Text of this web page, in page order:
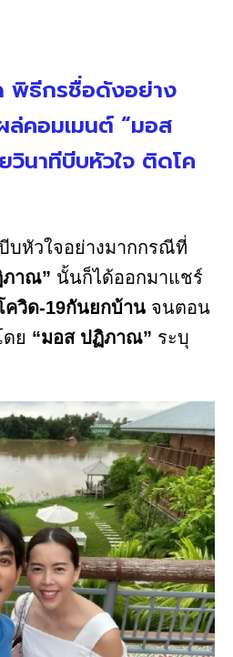
พิธีกรชื่อดังอย่าง
ล่คอมเมนต์ “มอส
นาทีบีบหัวใจ ติดโค
บหัวใจอย่างมากกรณีที่
ภาณ” นั้นก็ได้ออกมาแชร์
ควิด-19กันยกบ้าน จนตอน
ย “มอส ปฏิภาณ” ระบุ